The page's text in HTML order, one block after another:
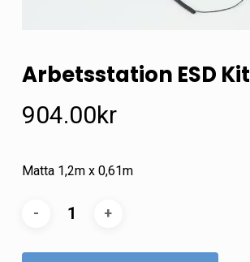
Arbetsstation ESD Kit
904.00kr
Matta 1,2m x 0,61m